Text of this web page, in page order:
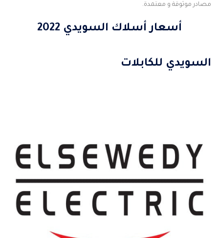
مصادر موثوقة و معتمدة.
أسعار أسلاك السويدي 2022
السويدي للكابلات